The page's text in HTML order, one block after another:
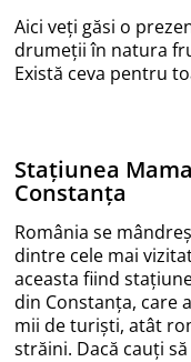
Aici veți găsi o
drumeții în natura
Există ceva pentru
Stațiunea
Constanța
România se
dintre cele mai
aceasta fiind
din Constanța, care
mii de turiști, atât
străini. Dacă cauți